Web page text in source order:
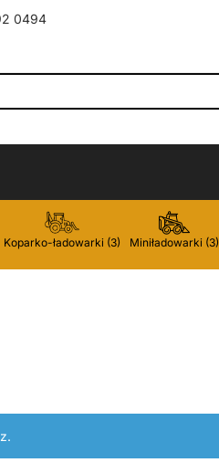
0494
Koparko-ładowarki (3) Miniładowarki (3)